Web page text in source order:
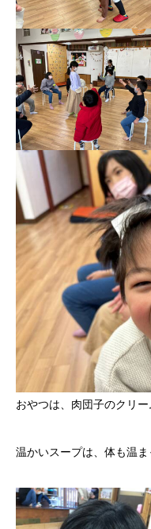
おやつは、肉団子のクリー
温かいスープは、体も温